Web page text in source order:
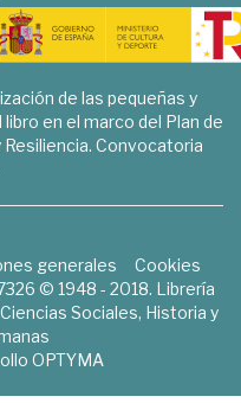
de las pequeñas y
en el marco del Plan de
Convocatoria
generales
Cookies
© 1948 - 2018. Librería
Sociales, Historia y
OPTYMA